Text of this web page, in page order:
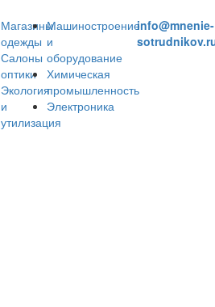
Магазины
одежды
Салоны
оптики
Экология
и
утилизация
Машиностроение
и
оборудование
Химическая
промышленность
Электроника
info@mnenie-